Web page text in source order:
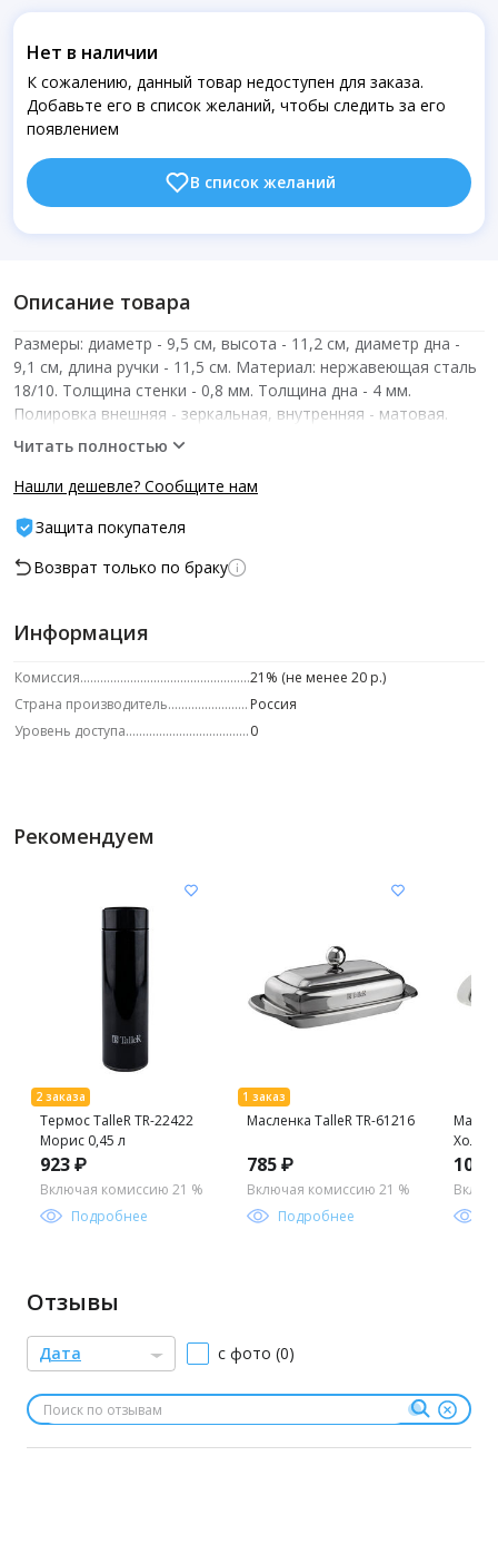
Нет в наличии
К сожалению, данный товар недоступен для заказа.
Добавьте его в список желаний, чтобы следить за его
появлением
В список желаний
Описание товара
Размеры: диаметр - 9,5 см, высота - 11,2 см, диаметр дна -
9,1 см, длина ручки - 11,5 см. Материал: нержавеющая сталь
18/10. Толщина стенки - 0,8 мм. Толщина дна - 4 мм.
Полировка внешняя - зеркальная, внутренняя - матовая.
Способ крепления ручки - точечная сварка. Пригодна для
плит, включая индукционную.
Читать полностью
Нашли дешевле? Сообщите нам
Защита покупателя
Возврат только по браку
Информация
Комиссия
21% (не менее 20 р.)
Страна производитель
Россия
Уровень доступа
0
Рекомендуем
Термос TalleR TR-22422
Морис 0,45 л
923 ₽
Включая комиссию 21 %
Подробнее
Масленка TalleR TR-61216
785 ₽
Включая комиссию 21 %
Подробнее
Холли
Отзывы
Дата с фото (0)